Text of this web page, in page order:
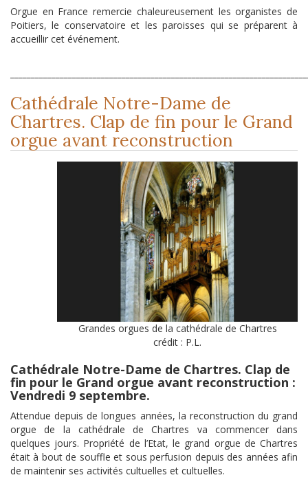
Orgue en France remercie chaleureusement les organistes de
Poitiers, le conservatoire et les paroisses qui se préparent à
accueillir cet événement.
Cathédrale Notre-Dame de
Chartres. Clap de fin pour le Grand
orgue avant reconstruction
Grandes orgues de la cathédrale de Chartres
crédit : P.L.
Cathédrale Notre-Dame de Chartres. Clap de
fin pour le Grand orgue avant reconstruction :
Vendredi 9 septembre.
Attendue depuis de longues années, la reconstruction du grand
orgue de la cathédrale de Chartres va commencer dans
quelques jours. Propriété de l’Etat, le grand orgue de Chartres
était à bout de souffle et sous perfusion depuis des années afin
de maintenir ses activités cultuelles et cultuelles.